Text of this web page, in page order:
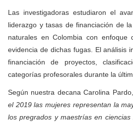
Las investigadoras estudiaron el
liderazgo y tasas de financiación de
naturales en Colombia con enfoque
evidencia de dichas fugas. El análisis
financiación de proyectos,
categorías profesorales durante la
Según nuestra decana Carolina
el 2019 las mujeres representan la
los pregrados y maestrías en